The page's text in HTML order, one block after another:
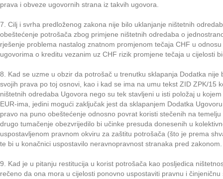
prava i obveze ugovornih strana iz takvih ugovora.
7. Cilj i svrha predloženog zakona nije bilo uklanjanje ništetnih
obeštećenje potrošača zbog primjene ništetnih odredaba o
rješenje problema nastalog znatnom promjenom tečaja CHF u
ugovorima o kreditu vezanim uz CHF rizik promjene tečaja u cijelosti
8. Kad se uzme u obzir da potrošač u trenutku sklapanja Dodatka
svojih prava po toj osnovi, kao i kad se ima na umu tekst ZID ZPK/15
ništetnih odredaba Ugovora nego su tek stavljeni u isti položaj u
EUR-ima, jedini mogući zaključak jest da sklapanjem Dodatka
pravo na puno obeštećenje odnosno povrat koristi stečenih na
drugo tumačenje obezvrijedilo bi učinke presuda donesenih u
uspostavljenom pravnom okviru za zaštitu potrošača (što je prema
te bi u konačnici uspostavilo neravnopravnost stranaka pred zakonom.
9. Kad je u pitanju restitucija u korist potrošača kao posljedica
rečeno da ona mora u cijelosti ponovno uspostaviti pravnu i